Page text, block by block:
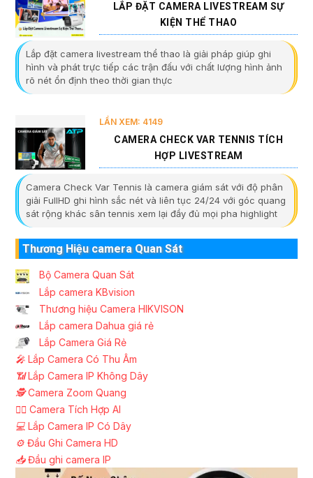
LẮP ĐẶT CAMERA LIVESTREAM SỰ
KIỆN THỂ THAO
Lắp đặt camera livestream thể thao là giải pháp giúp ghi
hình và phát trực tiếp các trận đấu với chất lượng hình ảnh
rõ nét ổn định theo thời gian thực
LẦN XEM: 4149
CAMERA CHECK VAR TENNIS TÍCH
HỢP LIVESTREAM
Camera Check Var Tennis là camera giám sát với độ phân
giải FullHD ghi hình sắc nét và liên tục 24/24 với góc quang
sát rộng khác sân tennis xem lại đầy đủ mọi pha highlight
Thương Hiệu camera Quan Sát
Bộ Camera Quan Sát
Lắp camera KBvision
Thương hiệu Camera HIKVISON
Lắp camera Dahua giá rẻ
Lắp Camera Giá Rẻ
️🎤️ Lắp Camera Có Thu Âm
📶Lắp Camera IP Không Dây
🕵️Camera Zoom Quang
🧛‍♀️ Camera Tích Hợp AI
💻 Lắp Camera IP Có Dây
⚙️ Đầu Ghi Camera HD
📥Đầu ghi camera IP